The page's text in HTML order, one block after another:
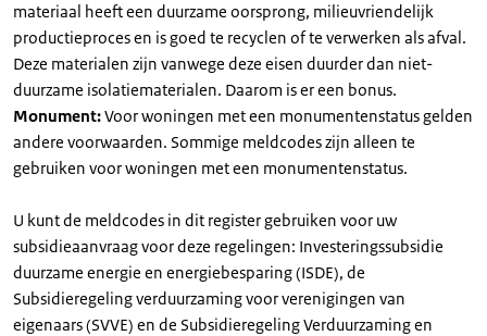
materiaal heeft een duurzame oorsprong, milieuvriendelijk
productieproces en is goed te recyclen of te verwerken als afval.
Deze materialen zijn vanwege deze eisen duurder dan niet-
duurzame isolatiematerialen. Daarom is er een bonus.
Monument:Voor woningen met een monumentenstatus gelden
andere voorwaarden. Sommige meldcodes zijn alleen te
gebruiken voor woningen met een monumentenstatus.
U kunt de meldcodes in dit register gebruiken voor uw
subsidieaanvraag voor deze regelingen: Investeringssubsidie
duurzame energie en energiebesparing (ISDE), de
Subsidieregeling verduurzaming voor verenigingen van
eigenaars (SVVE) en de Subsidieregeling Verduurzaming en